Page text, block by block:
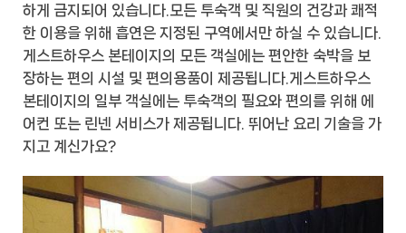
하게 금지되어 있습니다.모든 투숙객 및 직원의 건강과 쾌적
한 이용을 위해 흡연은 지정된 구역에서만 하실 수 있습니다.
게스트하우스 본테이지의 모든 객실에는 편안한 숙박을 보
장하는 편의 시설 및 편의용품이 제공됩니다.게스트하우스
본테이지의 일부 객실에는 투숙객의 필요와 편의를 위해 에
어컨 또는 린넨 서비스가 제공됩니다. 뛰어난 요리 기술을 가
지고 계신가요?